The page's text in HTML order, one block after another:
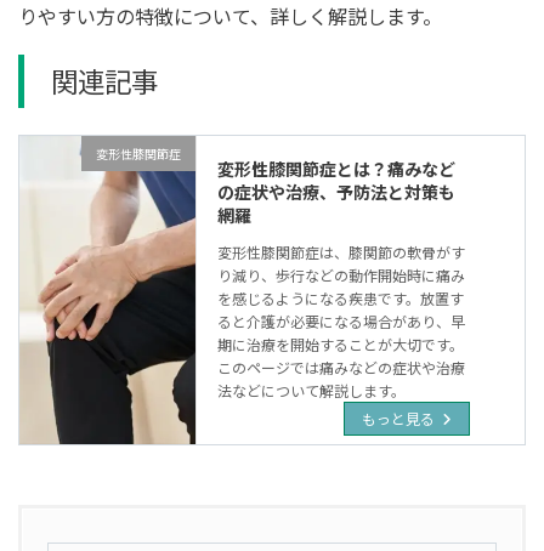
りやすい方の特徴について、詳しく解説します。
関連記事
変形性膝関節症
変形性膝関節症とは？痛みなど
の症状や治療、予防法と対策も
網羅
変形性膝関節症は、膝関節の軟骨がす
り減り、歩行などの動作開始時に痛み
を感じるようになる疾患です。放置す
ると介護が必要になる場合があり、早
期に治療を開始することが大切です。
このページでは痛みなどの症状や治療
法などについて解説します。
もっと見る